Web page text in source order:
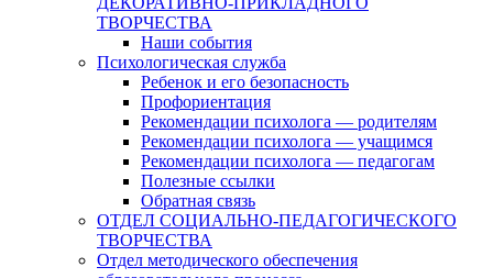
ТВОРЧЕСТВА
Наши события
Психологическая служба
Ребенок и его безопасность
Профориентация
Рекомендации психолога — родителям
Рекомендации психолога — учащимся
Рекомендации психолога — педагогам
Полезные ссылки
Обратная связь
ОТДЕЛ СОЦИАЛЬНО-ПЕДАГОГИЧЕСКОГО
ТВОРЧЕСТВА
Отдел методического обеспечения